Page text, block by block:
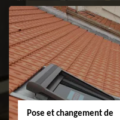
Couvreur 31
Pose et changement de